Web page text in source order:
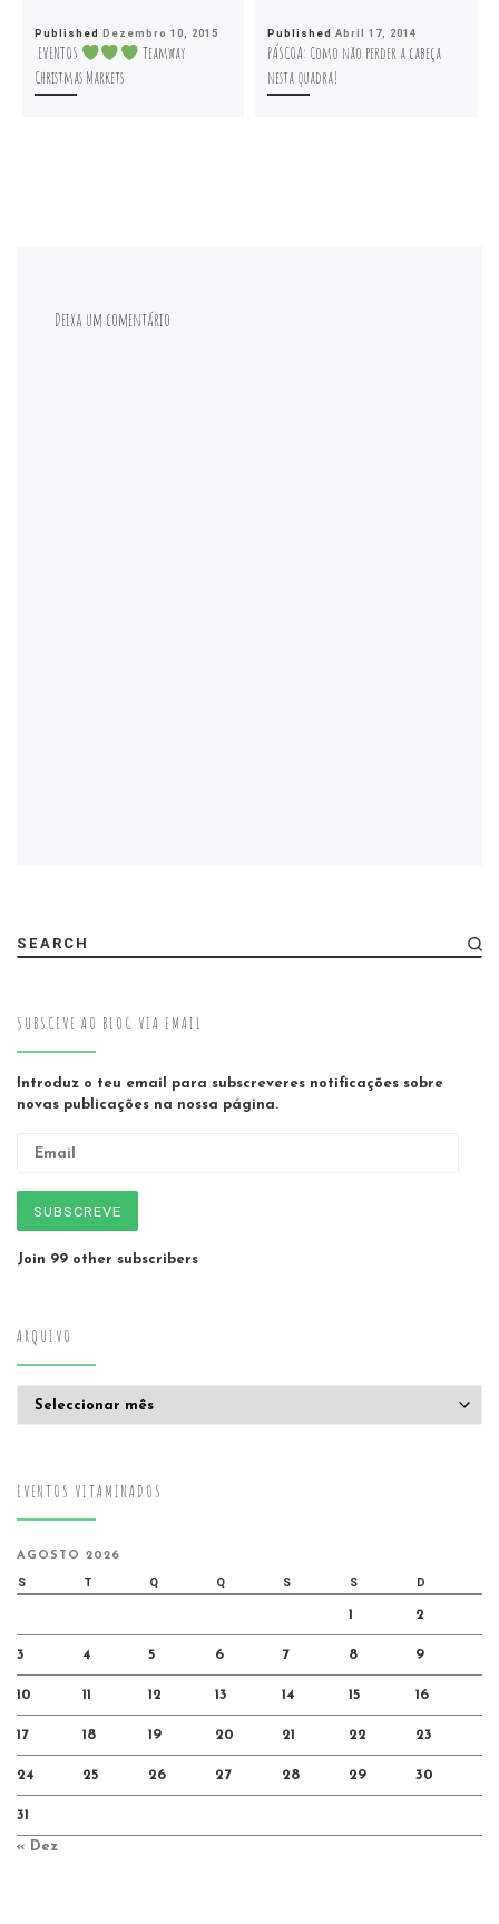
Published Dezembro 10, 2015
EVENTOS
Teamway
Christmas Markets
Published Abril 17, 2014
PÁSCOA: Como não perder a cabeça
nesta quadra!
Deixa um comentário
SEARCH
SUBSCEVE AO BLOG VIA EMAIL
Introduz o teu email para subscreveres notificações sobre
novas publicações na nossa página.
SUBSCREVE
Join 99 other subscribers
ARQUIVO
EVENTOS VITAMINADOS
AGOSTO 2026
S T Q Q S S D
1 2
3 4 5 6 7 8 9
10 11 12 13 14 15 16
17 18 19 20 21 22 23
24 25 26 27 28 29 30
31
« Dez